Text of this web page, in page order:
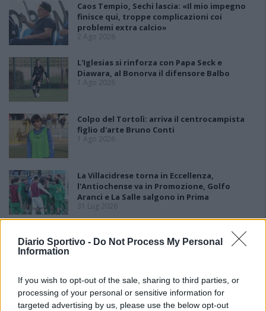
Diario Sportivo - Do Not Process My Personal
Information
If you wish to opt-out of the sale, sharing to third parties, or
processing of your personal or sensitive information for
targeted advertising by us, please use the below opt-out
Caos Tempio, Sechi lascia: «Il mio impegno
finisce qui, troppe complicazioni coi
problemi extra calcio»
2 Ago 2026
L'Iglesias si rinforza con Papa Seck e
Diawara, al Bonorva il difensore Balbo
1 Ago 2026
Colpo del Tortolì: arriva il centrocampista
figlio d'arte Bruno Conti
1 Ago 2026
La Villacidrese torna in Eccellenza,
l'Antiochense va in Promozione, Golfo
Aranci e La Salle salgono in Prima
31 Lug 2026
Carbonia, l'ex presidente Canu: «Lasciai i
soldi per pagare le vertenze, Meloni si
Il Carbonia non si iscrive, Meloni:
«Impossibilitati nel far fronte alle vertenze